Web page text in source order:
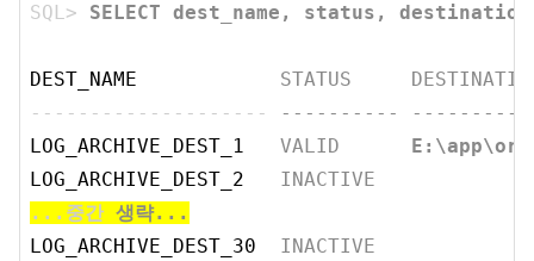
SQL> SELECT dest_name, status, destination
DEST_NAME
STATUS
--------------------
----------
LOG_ARCHIVE_DEST_1
VALID
LOG_ARCHIVE_DEST_2
INACTIVE
...중간 생략...
LOG_ARCHIVE_DEST_30
INACTIVE